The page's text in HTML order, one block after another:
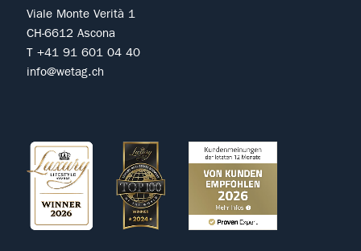
Viale Monte Verità 1
CH-6612 Ascona
T +41 91 601 04 40
info@wetag.ch